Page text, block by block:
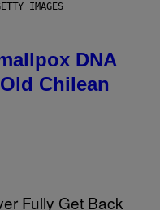
IMAGES
DNA
Chilean